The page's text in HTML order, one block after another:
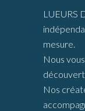
LUEURS
mesure.
Nous
Nos